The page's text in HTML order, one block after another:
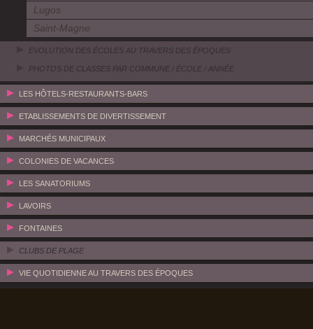
Lugos
Saint-Magne
EVOLUTION DES ÉCOLES AU TRAVERS DES ÉPOQUES
PHOTOS DE CLASSES PAR COMMUNE / ÉCOLE / ANNÉE
LES HÔTELS-RESTAURANTS-BARS
ETABLISSEMENTS DE DIVERTISSEMENT
MARCHÉS MUNICIPAUX
COLONIES DE VACANCES
LES SANATORIUMS
LAVOIRS
FONTAINES
CLUBS DE PLAGE
VIE QUOTIDIENNE AU TRAVERS DES ÉPOQUES